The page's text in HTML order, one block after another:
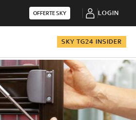
OFFERTE SKY LOGIN
SKY TG24 INSIDER